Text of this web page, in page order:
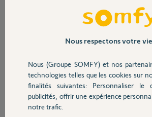
Sécurité
Domotique
J'ai un système EVOLIA sur un portail
(celui qui doit se fermer en second) s'ouvre à
s'ouvre à 110°... et comme il a plus de course à
Merci,
jean luc B.
il y a plus de 4 ans
Nous respectons votre
Nous (Groupe SOMFY) et nos
technologies telles que les cookies sur
finalités suivantes: Personnaliser le
publicités, offrir une expérience
notre trafic.